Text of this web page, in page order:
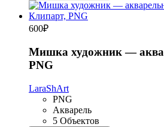
600₽
Мишка художник —
PNG
LaraShArt
PNG
Акварель
5 Объектов